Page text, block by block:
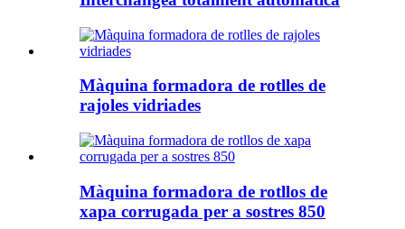
Màquina formadora de rotlles de
rajoles vidriades
Màquina formadora de rotllos de
xapa corrugada per a sostres 850